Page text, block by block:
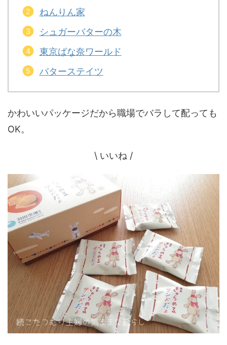
ねんりん家
シュガーバターの木
東京ばな奈ワールド
バターステイツ
かわいいパッケージだから職場でバラして配っても
OK。
\ いいね /